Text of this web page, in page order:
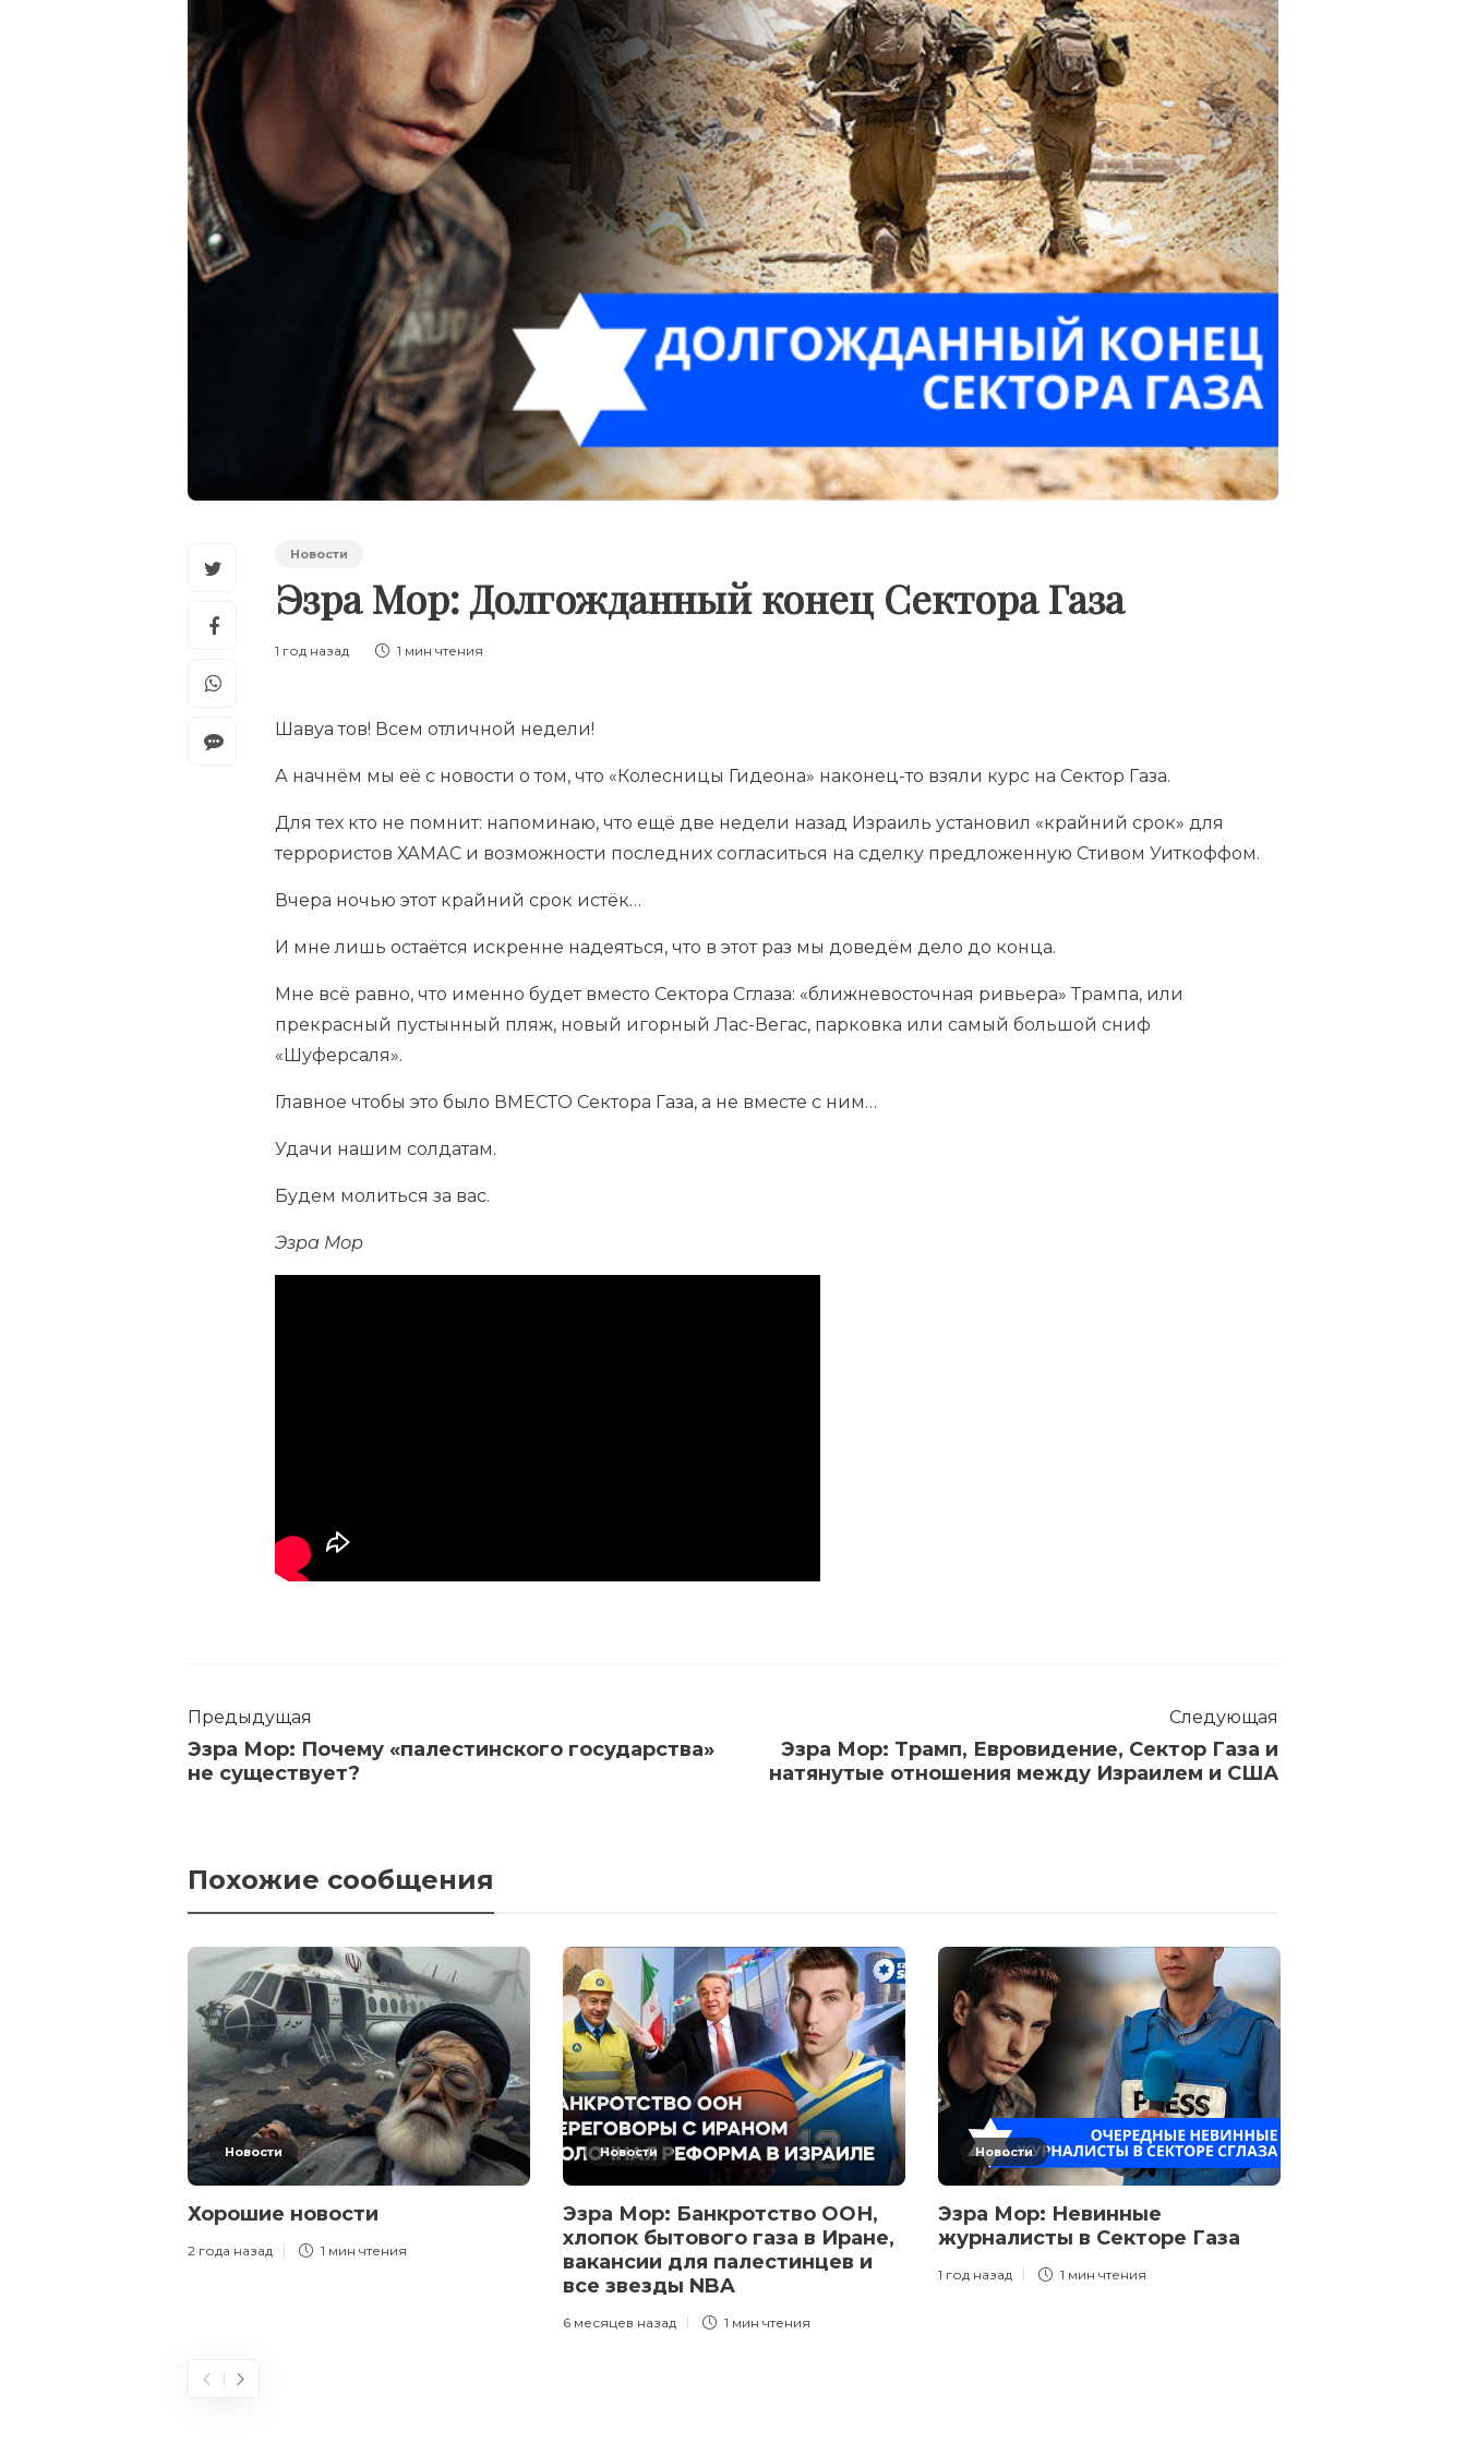
Новости
Эзра Мор: Долгожданный конец Сектора Газа
1 год назад 1 мин чтения
Шавуа тов! Всем отличной недели!
А начнём мы её с новости о том, что «Колесницы Гидеона» наконец-то взяли курс на Сектор Газа.
Для тех кто не помнит: напоминаю, что ещё две недели назад Израиль установил «крайний срок» для
террористов ХАМАС и возможности последних согласиться на сделку предложенную Стивом Уиткоффом.
Вчера ночью этот крайний срок истёк…
И мне лишь остаётся искренне надеяться, что в этот раз мы доведём дело до конца.
Мне всё равно, что именно будет вместо Сектора Сглаза: «ближневосточная ривьера» Трампа, или
прекрасный пустынный пляж, новый игорный Лас-Вегас, парковка или самый большой сниф
«Шуферсаля».
Главное чтобы это было ВМЕСТО Сектора Газа, а не вместе с ним…
Удачи нашим солдатам.
Будем молиться за вас.
Эзра Мор
Предыдущая
Эзра Мор: Почему «палестинского государства»
не существует?
Следующая
Эзра Мор: Трамп, Евровидение, Сектор Газа и
натянутые отношения между Израилем и США
Похожие сообщения
Новости
Хорошие новости
2 года назад 1 мин чтения
Новости
Эзра Мор: Банкротство ООН,
хлопок бытового газа в Иране,
вакансии для палестинцев и
все звезды NBA
6 месяцев назад 1 мин чтения
Новости
Эзра Мор: Невинные
журналисты в Секторе Газа
1 год назад 1 мин чтения